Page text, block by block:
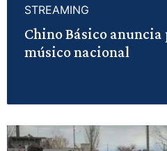
STREAMING
Chino Básico anuncia
músico nacional